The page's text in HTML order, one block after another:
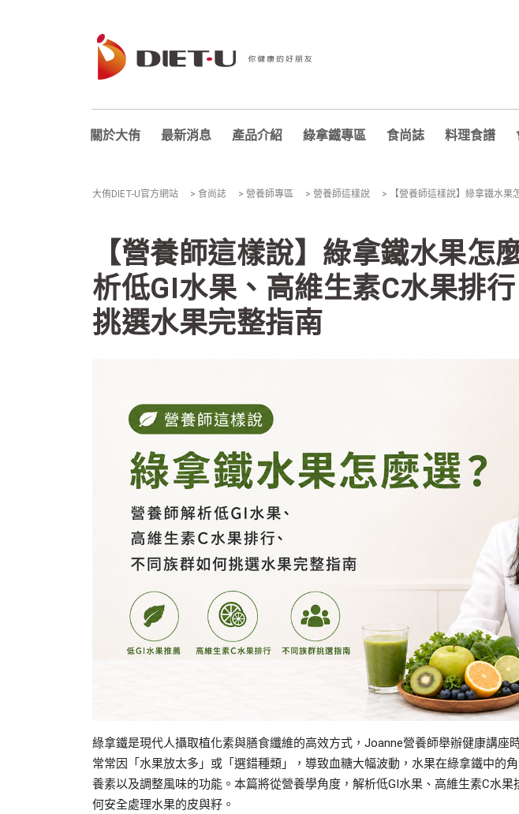
關於大侑 最新消息 產品介紹 綠拿鐵專區 食尚誌 料理食譜
大侑DIET-U官方網站 > 食尚誌 > 營養師專區 > 營養師這樣說 > 【營養師這樣說】綠拿鐵水
【營養師這樣說】綠拿鐵水果怎
析低GI水果、高維生素C水果排
挑選水果完整指南
綠拿鐵是現代人攝取植化素與膳食纖維的高效方式，Joanne營養師舉辦健康講座
常常因「水果放太多」或「選錯種類」，導致血糖大幅波動，水果在綠拿鐵中的
養素以及調整風味的功能。本篇將從營養學角度，解析低GI水果、高維生素C水
何安全處理水果的皮與籽。